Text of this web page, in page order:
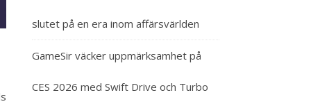
slutet på en era inom affärsvärlden
GameSir väcker uppmärksamhet på
CES 2026 med Swift Drive och Turbo